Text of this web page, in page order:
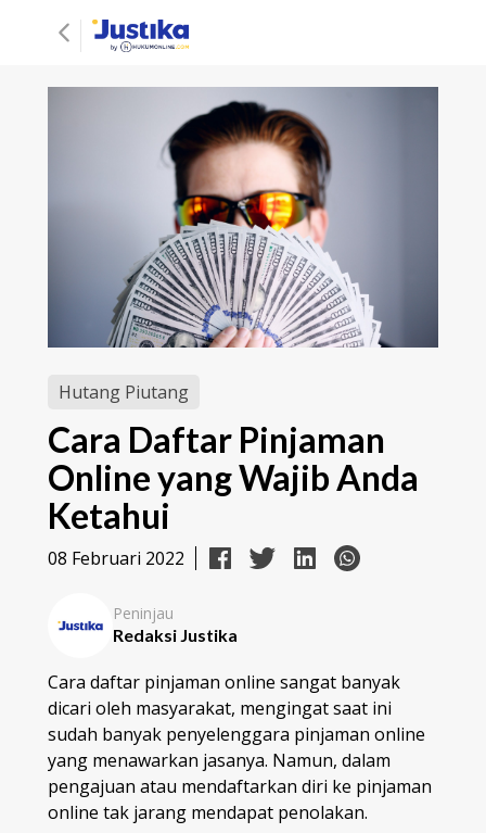
Hutang Piutang
Cara Daftar Pinjaman
Online yang Wajib Anda
Ketahui
08 Februari 2022
Peninjau
Redaksi Justika
Cara daftar pinjaman online sangat banyak
dicari oleh masyarakat, mengingat saat ini
sudah banyak penyelenggara pinjaman online
yang menawarkan jasanya. Namun, dalam
pengajuan atau mendaftarkan diri ke pinjaman
online tak jarang mendapat penolakan.